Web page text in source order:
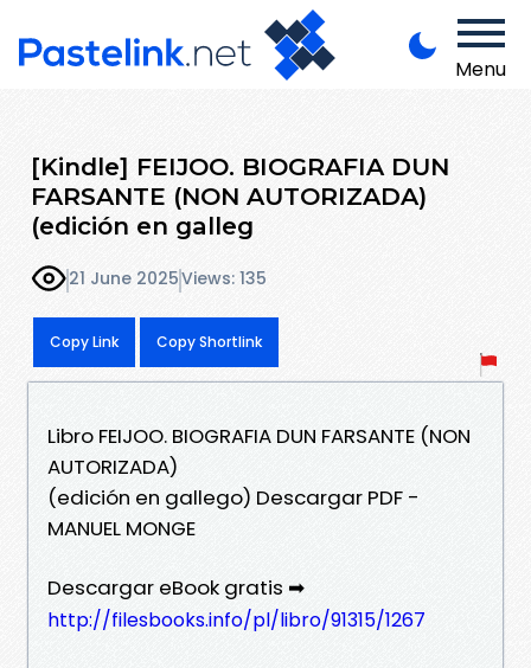
Menu
[Kindle] FEIJOO. BIOGRAFIA DUN
FARSANTE (NON AUTORIZADA)
(edición en galleg
21 June 2025Views: 135
Copy Link Copy Shortlink
Libro FEIJOO. BIOGRAFIA DUN FARSANTE (NON
AUTORIZADA)
(edición en gallego) Descargar PDF -
MANUEL MONGE
Descargar eBook gratis ➡
http://filesbooks.info/pl/libro/91315/1267